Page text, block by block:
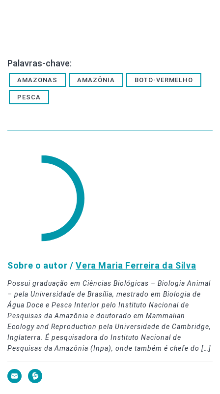
Palavras-chave:
AMAZONAS AMAZÔNIA BOTO-VERMELHO
PESCA
Sobre o autor /Vera Maria Ferreira da Silva
Possui graduação em Ciências Biológicas – Biologia Animal
– pela Universidade de Brasília, mestrado em Biologia de
Água Doce e Pesca Interior pelo Instituto Nacional de
Pesquisas da Amazônia e doutorado em Mammalian
Ecology and Reproduction pela Universidade de Cambridge,
Inglaterra. É pesquisadora do Instituto Nacional de
Pesquisas da Amazônia (Inpa), onde também é chefe do […]